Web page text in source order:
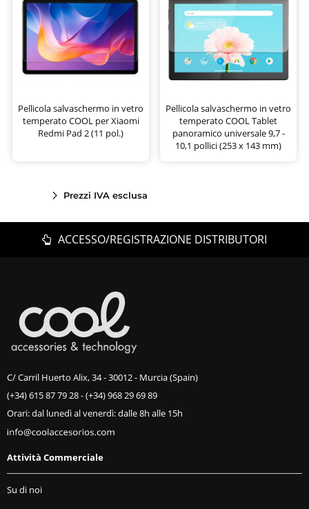
Pellicola salvaschermo in vetro
temperato COOL per Xiaomi
Redmi Pad 2 (11 pol.)
Pellicola salvaschermo in vetro
temperato COOL Tablet
panoramico universale 9,7 -
10,1 pollici (253 x 143 mm)
Prezzi IVA esclusa
ACCESSO/REGISTRAZIONE DISTRIBUTORI
C/ Carril Huerto Alix, 34 - 30012 - Murcia (Spain)
(+34) 615 87 79 28-(+34) 968 29 69 89
Orari: dal lunedì al venerdì: dalle 8h alle 15h
Attività Commerciale
Su di noi